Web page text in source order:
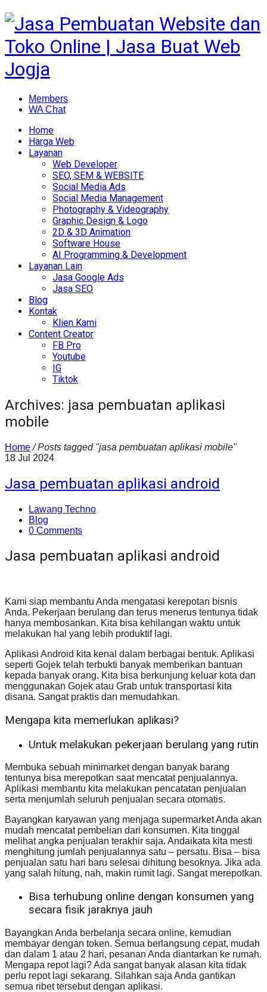
Members
WA Chat
Home
Harga Web
Layanan
Web Developer
SEO, SEM & WEBSITE
Social Media Ads
Social Media Management
Photography & Videography
Graphic Design & Logo
2D & 3D Animation
Software House
AI Programming & Development
Layanan Lain
Jasa Google Ads
Jasa SEO
Blog
Kontak
Klien Kami
Content Creator
FB Pro
Youtube
IG
Tiktok
Archives: jasa pembuatan aplikasi
mobile
Home / Posts tagged "jasa pembuatan aplikasi mobile"
18 Jul 2024
Jasa pembuatan aplikasi android
Lawang Techno
Blog
0 Comments
Jasa pembuatan aplikasi android
Kami siap membantu Anda mengatasi kerepotan bisnis
Anda. Pekerjaan berulang dan terus menerus tentunya tidak
hanya membosankan. Kita bisa kehilangan waktu untuk
melakukan hal yang lebih produktif lagi.
Aplikasi Android kita kenal dalam berbagai bentuk. Aplikasi
seperti Gojek telah terbukti banyak memberikan bantuan
kepada banyak orang. Kita bisa berkunjung keluar kota dan
menggunakan Gojek atau Grab untuk transportasi kita
disana. Sangat praktis dan memudahkan.
Mengapa kita memerlukan aplikasi?
Untuk melakukan pekerjaan berulang yang rutin
Membuka sebuah minimarket dengan banyak barang
tentunya bisa merepotkan saat mencatat penjualannya.
Aplikasi membantu kita melakukan pencatatan penjualan
serta menjumlah seluruh penjualan secara otomatis.
Bayangkan karyawan yang menjaga supermarket Anda akan
mudah mencatat pembelian dari konsumen. Kita tinggal
melihat angka penjualan terakhir saja. Andaikata kita mesti
menghitung jumlah penjualannya satu – persatu. Bisa – bisa
penjualan satu hari baru selesai dihitung besoknya. Jika ada
yang salah hitung, nah, makin rumit lagi. Sangat merepotkan.
Bisa terhubung online dengan konsumen yang
secara fisik jaraknya jauh
Bayangkan Anda berbelanja secara online, kemudian
membayar dengan token. Semua berlangsung cepat, mudah
dan dalam 1 atau 2 hari, pesanan Anda diantarkan ke rumah.
Mengapa repot lagi? Ada sangat banyak alasan kita tidak
perlu repot lagi sekarang. Silahkan saja Anda gantikan
semua ribet tersebut dengan aplikasi.